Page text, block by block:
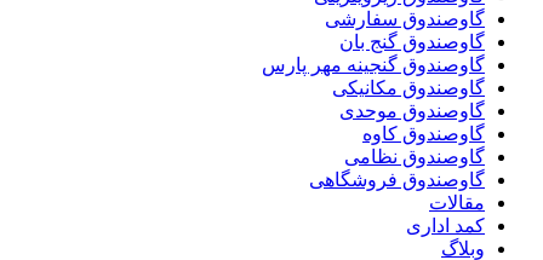
گاوصندوق سفارشی
گاوصندوق گنج بان
گاوصندوق گنجینه مهر پارس
گاوصندوق مکانیکی
گاوصندوق موحدی
گاوصندوق کاوه
گاوصندوق نظامی
گاوصندوق فروشگاهی
مقالات
کمد اداری
وبلاگ